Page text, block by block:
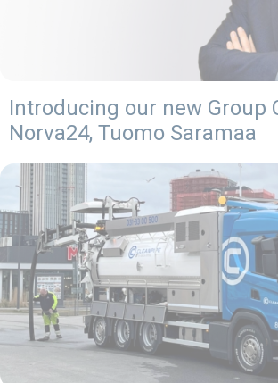
Introducing our new Group
Norva24, Tuomo Saramaa